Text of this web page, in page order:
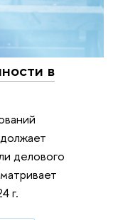
в
делового
г.